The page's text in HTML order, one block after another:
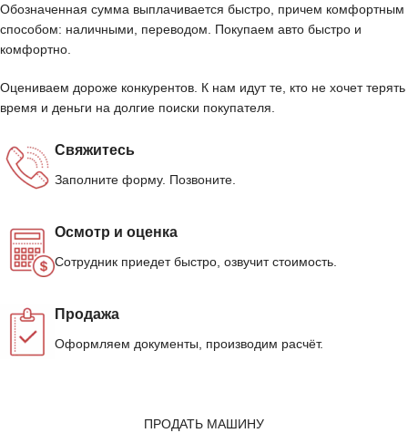
Обозначенная сумма выплачивается быстро, причем комфортным
способом: наличными, переводом. Покупаем авто быстро и
комфортно.
Оцениваем дороже конкурентов. К нам идут те, кто не хочет терять
время и деньги на долгие поиски покупателя.
Свяжитесь
Заполните форму. Позвоните.
Осмотр и оценка
Сотрудник приедет быстро, озвучит стоимость.
Продажа
Оформляем документы, производим расчёт.
ПРОДАТЬ МАШИНУ